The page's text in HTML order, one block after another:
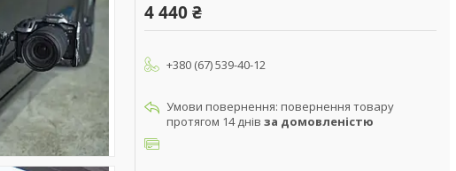
4 440 ₴
+380 (67) 539-40-12
повернення товару
протягом 14 днів за домовленістю